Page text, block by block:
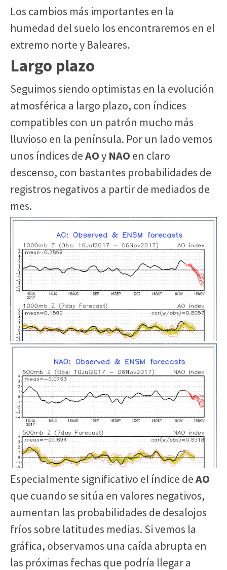
Los cambios más importantes en la
humedad del suelo los encontraremos en el
extremo norte y Baleares.
Largo plazo
Seguimos siendo optimistas en la evolución
atmosférica a largo plazo, con índices
compatibles con un patrón mucho más
lluvioso en la península. Por un lado vemos
unos índices deAOy NAO en claro
descenso, con bastantes probabilidades de
registros negativos a partir de mediados de
mes.
Especialmente significativo el índice deAO
que cuando se sitúa en valores negativos,
aumentan las probabilidades de desalojos
fríos sobre latitudes medias. Si vemos la
gráfica, observamos una caída abrupta en
las próximas fechas que podría llegar a